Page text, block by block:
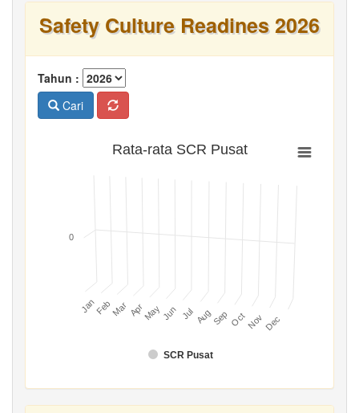
Safety Culture Readines 2026
Tahun :
Cari
Rata-rata SCR Pusat
SCR Pusat
JanFebMar AprMay Jun Jul AugSep OctNovDec
0